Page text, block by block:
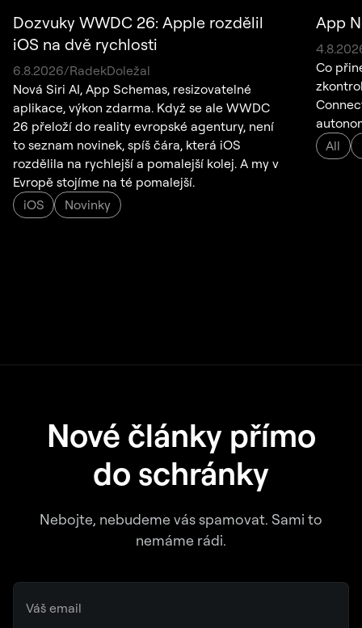
Dozvuky WWDC 26: Apple rozdělil
iOS na dvě rychlosti
6.8.2026/RadekDoležal
Nová Siri AI, App Schemas, resizovatelné
aplikace, výkon zdarma. Když se ale WWDC
26 přeloží do reality evropské agentury, není
to seznam novinek, spíš čára, která iOS
rozdělila na rychlejší a pomalejší kolej. A my v
Evropě stojíme na té pomalejší.
iOS
Novinky
App
4.8.
Co
All
Nové články přímo
do schránky
Nebojte, nebudeme vás spamovat. Sami to
nemáme rádi.